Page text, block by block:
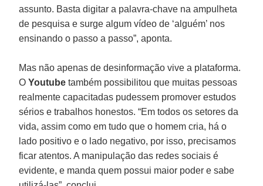
assunto. Basta digitar a palavra-chave na ampulheta
de pesquisa e surge algum vídeo de ‘alguém’ nos
ensinando o passo a passo”, aponta.
Mas não apenas de desinformação vive a plataforma.
OYoutube também possibilitou que muitas pessoas
realmente capacitadas pudessem promover estudos
sérios e trabalhos honestos. “Em todos os setores da
vida, assim como em tudo que o homem cria, há o
lado positivo e o lado negativo, por isso, precisamos
ficar atentos. A manipulação das redes sociais é
evidente, e manda quem possui maior poder e sabe